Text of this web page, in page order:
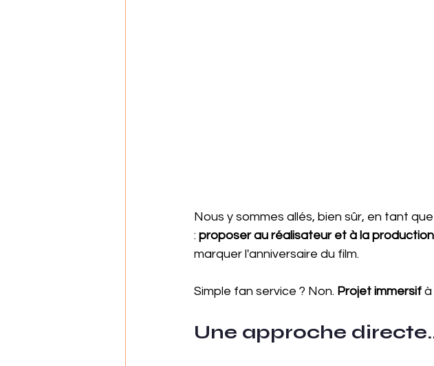
Nous y sommes allés, bien sûr, en tant
: proposer au réalisateur et à la
marquer l'anniversaire du film.
Simple fan service ? Non. Projet immersif à
Une approche